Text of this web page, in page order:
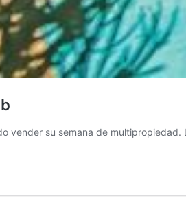
vender su semana de multipropiedad.